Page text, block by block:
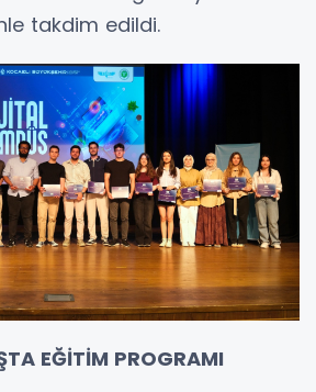
takdim edildi.
EĞİTİM PROGRAMI